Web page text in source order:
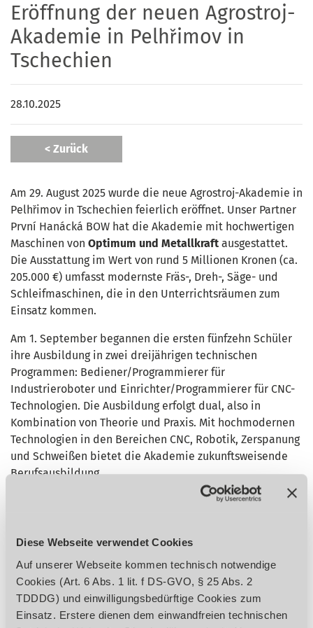
Diese Webseite verwendet Cookies
Auf unserer Webseite kommen technisch notwendige
Cookies (Art. 6 Abs. 1 lit. f DS-GVO, § 25 Abs. 2
TDDDG) und einwilligungsbedürftige Cookies zum
Einsatz. Erstere dienen dem einwandfreien technischen
Eröffnung der neuen Agrostroj-
Akademie in Pelhřimov in
Tschechien
28.10.2025
< Zurück
Am 29. August 2025 wurde die neue Agrostroj-Akademie in
Pelhřimov in Tschechien feierlich eröffnet. Unser Partner
První Hanácká BOW hat die Akademie mit hochwertigen
Maschinen von Optimum und Metallkraft ausgestattet.
Die Ausstattung im Wert von rund 5 Millionen Kronen (ca.
205.000 €) umfasst modernste Fräs-, Dreh-, Säge- und
Schleifmaschinen, die in den Unterrichtsräumen zum
Einsatz kommen.
Am 1. September begannen die ersten fünfzehn Schüler
ihre Ausbildung in zwei dreijährigen technischen
Programmen: Bediener/Programmierer für
Industrieroboter und Einrichter/Programmierer für CNC-
Technologien. Die Ausbildung erfolgt dual, also in
Kombination von Theorie und Praxis. Mit hochmodernen
Technologien in den Bereichen CNC, Robotik, Zerspanung
und Schweißen bietet die Akademie zukunftsweisende
Berufsausbildung.
Das Projekt ist eine wichtige Investition von Agrostroj, das
die ihr praktisches Wissen direkt in die Ausbildung
einbringen. Laut dem Generaldirektor des
Unternehmens, Lubomír Stoklásek, handelt es sich um
die modernste Schule in Tschechien. Agrostroj hat sich